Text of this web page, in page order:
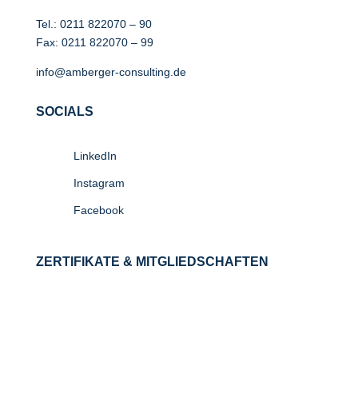
Tel.: 0211 822070 – 90
Fax: 0211 822070 – 99
info@amberger-consulting.de
SOCIALS
LinkedIn
Instagram
Facebook
ZERTIFIKATE & MITGLIEDSCHAFTEN